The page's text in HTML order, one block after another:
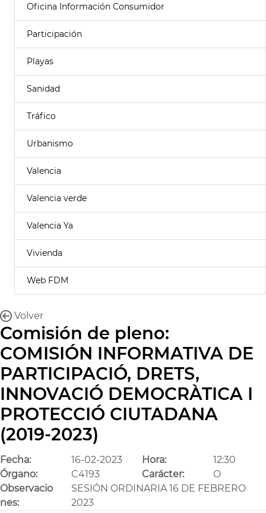
Oficina Información Consumidor
Participación
Playas
Sanidad
Tráfico
Urbanismo
Valencia
Valencia verde
Valencia Ya
Vivienda
Web FDM
Volver
Comisión de pleno:
COMISIÓN INFORMATIVA DE
PARTICIPACIÓ, DRETS,
INNOVACIÓ DEMOCRÀTICA I
PROTECCIÓ CIUTADANA
(2019-2023)
Fecha: 16-02-2023 Hora:
12:30
Órgano:
C4193 Carácter:
O
Observacio
nes:
SESIÓN ORDINARIA 16 DE FEBRERO
2023